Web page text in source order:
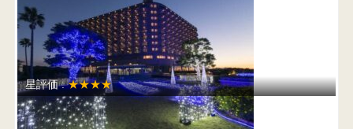
星評価 :★★★★
白浜古賀の井リゾート＆スパ